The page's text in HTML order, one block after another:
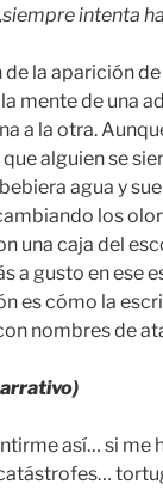
intenta
la aparición
mente de una
a la otra.
alguien se
agua y
los
una caja del
a gusto en
es cómo la
nombres de
así… si